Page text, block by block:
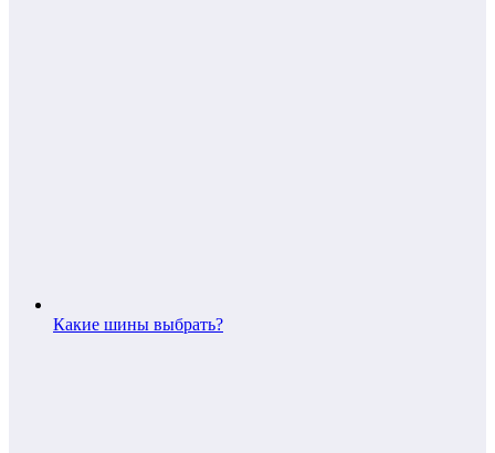
Какие шины выбрать?